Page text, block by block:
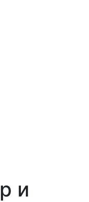
и